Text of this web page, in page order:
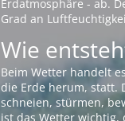
Erdatmosphäre - ab.
Grad an
Wie
Beim Wetter handelt
die Erde herum, statt.
schneien, stürmen,
ist das Wetter wichtig,